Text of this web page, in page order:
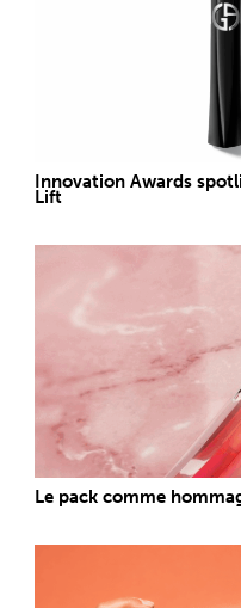
Innovation Awards
Lift
Le pack comme